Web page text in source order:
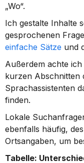
„Wo“.
Ich gestalte Inhalte
einfache Sätze und
Außerdem achte
kurzen Abschnitten
Sprachassistenten
finden.
Lokale
ebenfalls häufig,
Ortsangaben, um
Tabelle: